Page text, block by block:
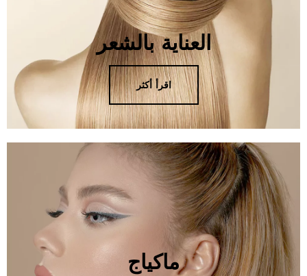
العناية بالشعر
اقرأ أكثر
ماكياج